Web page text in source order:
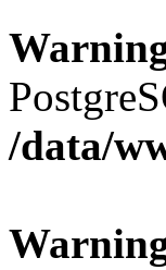
/data/